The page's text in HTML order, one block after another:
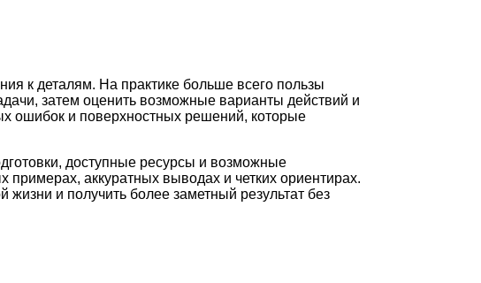
к деталям. На практике больше всего пользы
затем оценить возможные варианты действий и
ошибок и поверхностных решений, которые
доступные ресурсы и возможные
аккуратных выводах и четких ориентирах.
и получить более заметный результат без